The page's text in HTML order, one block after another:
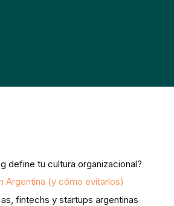
define tu cultura organizacional?
Argentina (y cómo evitarlos)
fintechs y startups argentinas